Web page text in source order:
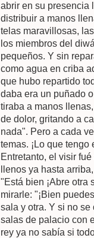
abrir en su presencia
distribuir a manos
telas maravillosas,
los miembros del
pequeños. Y sin
como agua en criba
que hubo repartido
daba era un puñado
tiraba a manos
de dolor, gritando a
nada". Pero a cada
temas. ¡Lo que tengo
Entretanto, el visir
llenos ya hasta
"Está bien ¡Abre otra
mirarle: "¡Bien
sala y otra. Y si no
salas de palacio con
rey ya no sabía si